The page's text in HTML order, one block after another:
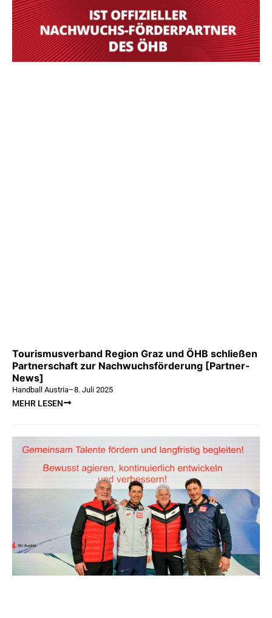
Tourismusverband Region Graz und ÖHB schließen
Partnerschaft zur Nachwuchsförderung [Partner-
News]
Handball Austria–8. Juli 2025
MEHR LESEN